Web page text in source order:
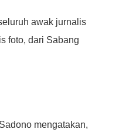
awak jurnalis
foto, dari Sabang
mengatakan,